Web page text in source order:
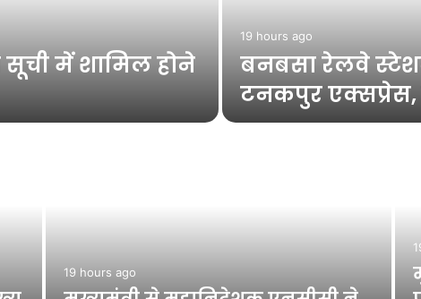
सूची में शामिल होने
19 hours ago
बनबसा रेलवे
टनकपुर एक्सप्रेस,
19 hours ago